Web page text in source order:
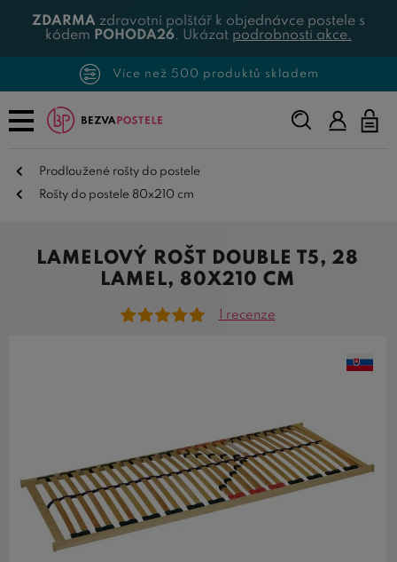
ZDARMA zdravotní polštář k objednávce postele s
kódem POHODA26. Ukázat podrobnosti akce.
Více než 500 produktů skladem
Napište,
co
Prodloužené rošty do postele
Rošty do postele 80x210 cm
LAMELOVÝ ROŠT DOUBLE T5, 28
LAMEL, 80X210 CM
1 recenze